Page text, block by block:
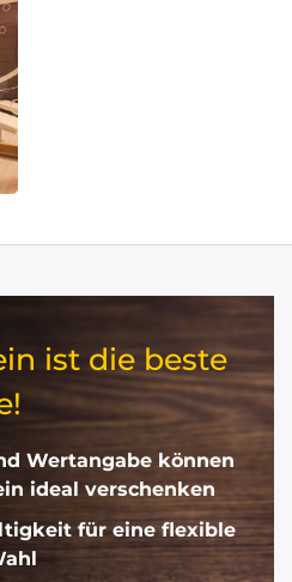
ist die beste
Wertangabe können
ideal verschenken
für eine flexible